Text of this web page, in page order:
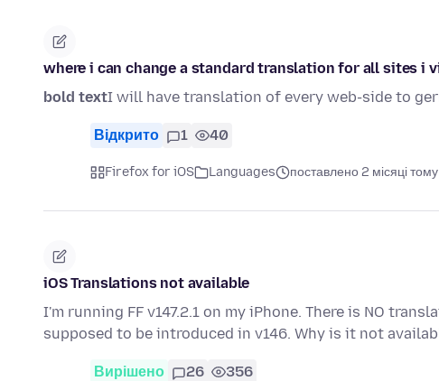
where i can change a standard translation for all sites i
bold textI will have translation of every web-side to
Відкрито 1 40
Firefox for iOS Languages поставлено 2 місяці тому
iOS Translations not available
I'm running FF v147.2.1 on my iPhone. There is NO
supposed to be introduced in v146. Why is it not
Вирішено 26 356